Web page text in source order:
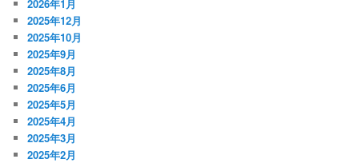
2026年1月
2025年12月
2025年10月
2025年9月
2025年8月
2025年6月
2025年5月
2025年4月
2025年3月
2025年2月